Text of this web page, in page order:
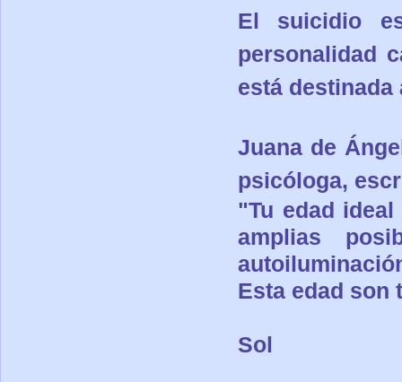
El suicidio
personalidad
está destinada
Juana de
psicóloga,
"Tu edad
amplias
Esta edad son
Sol